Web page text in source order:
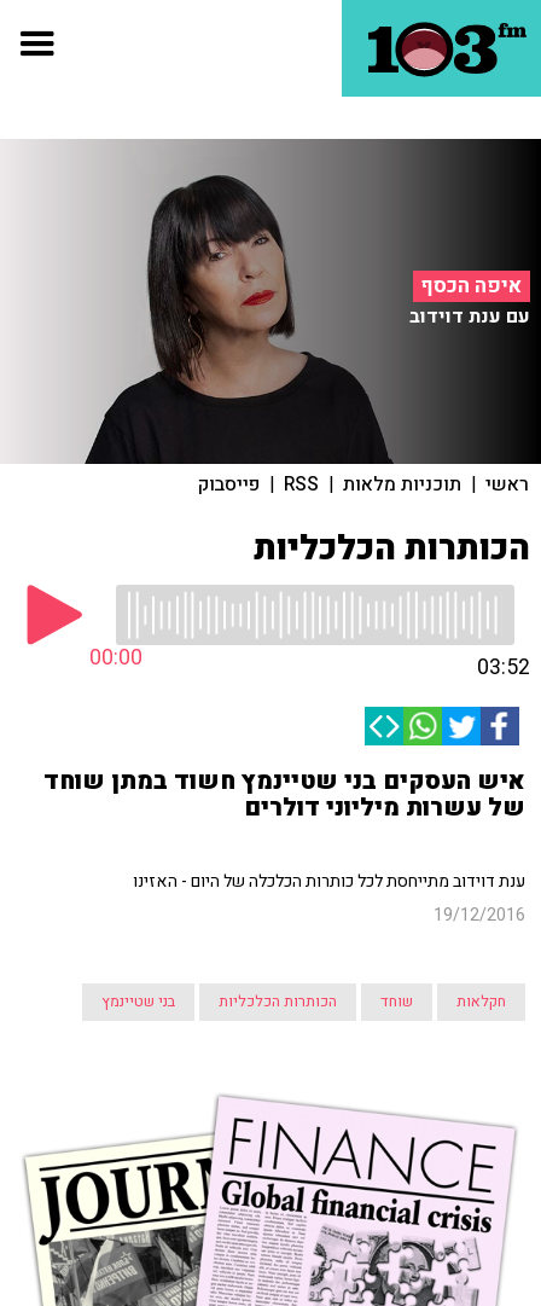
איפה הכסף
עם ענת דוידוב
ראשי | תוכניות מלאות |
RSS
| פייסבוק
הכותרות הכלכליות
00:00 03:52
איש העסקים בני שטיינמץ חשוד במתן שוחד
של עשרות מיליוני דולרים
ענת דוידוב מתייחסת לכל כותרות הכלכלה של היום - האזינו
19/12/2016
חקלאות שוחד הכותרות הכלכליות בני שטיינמץ